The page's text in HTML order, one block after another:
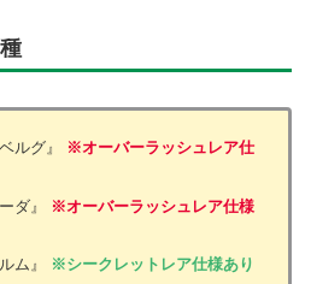
ルグ』
※オーバーラッシュレア仕
ダ』
※オーバーラッシュレア仕様
ム』
※シークレットレア仕様あり